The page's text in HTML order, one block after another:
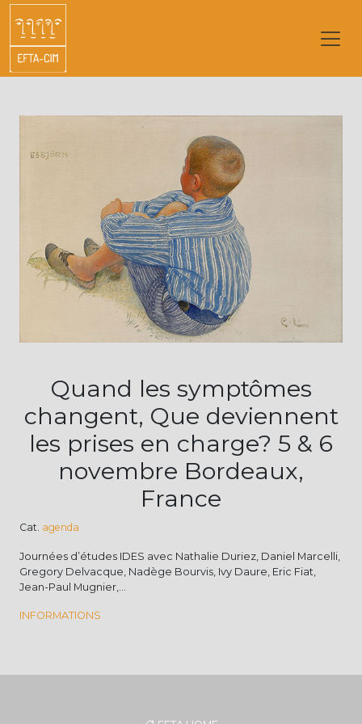
Quand les symptômes
changent, Que deviennent
les prises en charge? 5 & 6
novembre Bordeaux,
France
Cat. agenda
Journées d’études IDES avec Nathalie Duriez, Daniel Marcelli,
Gregory Delvacque, Nadège Bourvis, Ivy Daure, Eric Fiat,
Jean-Paul Mugnier,…
INFORMATIONS